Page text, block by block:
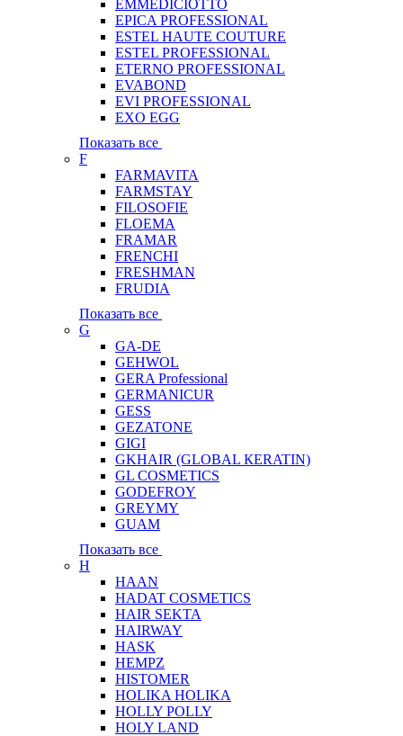
EMMEDICIOTTO
EPICA PROFESSIONAL
ESTEL HAUTE COUTURE
ESTEL PROFESSIONAL
ETERNO PROFESSIONAL
EVABOND
EVI PROFESSIONAL
EXO EGG
Показать все
F
FARMAVITA
FARMSTAY
FILOSOFIE
FLOEMA
FRAMAR
FRENCHI
FRESHMAN
FRUDIA
Показать все
G
GA-DE
GEHWOL
GERA Professional
GERMANICUR
GESS
GEZATONE
GIGI
GKHAIR (GLOBAL КЕRATIN)
GL COSMETICS
GODEFROY
GREYMY
GUAM
Показать все
H
HAAN
HADAT COSMETICS
HAIR SEKTA
HAIRWAY
HASK
HEMPZ
HISTOMER
HOLIKA HOLIKA
HOLLY POLLY
HOLY LAND